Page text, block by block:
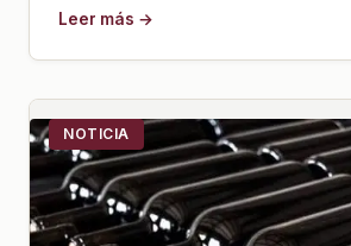
Leer más →
NOTICIA